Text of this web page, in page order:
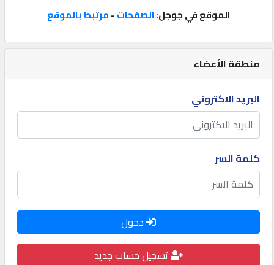
إعلانات
المنتدى
كيو
مزاد
كيو
نمبر
كيو
كارز
منطقة الأعضاء
البريد الاكتروني
كلمة السر
دخول
تسجيل حساب جديد
الموقع في جوجل:الصفحات-مرتبط بالموقع